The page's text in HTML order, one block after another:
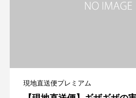
現地直送便プレミアム